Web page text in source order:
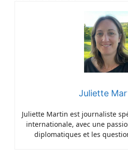
Juliette
Juliette Martin est journaliste
internationale, avec une
diplomatiques et les